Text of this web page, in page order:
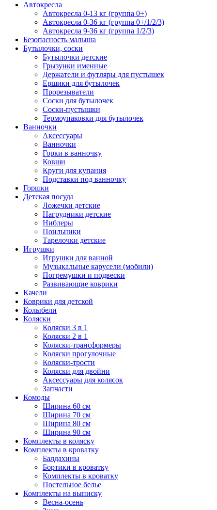
Автокресла
Автокресла 0-13 кг (группа 0+)
Автокресла 0-36 кг (группа 0+/1/2/3)
Автокресла 9-36 кг (группа 1/2/3)
Безопасность малыша
Бутылочки, соски
Бутылочки детские
Грызунки именные
Держатели и футляры для пустышек
Ершики для бутылочек
Прорезыватели
Соски для бутылочек
Соски-пустышки
Термоупаковки для бутылочек
Ванночки
Аксессуары
Ванночки
Горки в ванночку
Ковши
Круги для купания
Подставки под ванночку
Горшки
Детская посуда
Ложечки детские
Нагрудники детские
Ниблеры
Поильники
Тарелочки детские
Игрушки
Игрушки для ванной
Музыкальные карусели (мобили)
Погремушки и подвески
Развивающие коврики
Качели
Коврики для детской
Колыбели
Коляски
Коляски 3 в 1
Коляски 2 в 1
Коляски-трансформеры
Коляски прогулочные
Коляски-трости
Коляски для двойни
Аксессуары для колясок
Запчасти
Комоды
Ширина 60 см
Ширина 70 см
Ширина 80 см
Ширина 90 см
Комплекты в коляску
Комплекты в кроватку
Балдахины
Бортики в кроватку
Комплекты в кроватку
Постельное белье
Комплекты на выписку
Весна-осень